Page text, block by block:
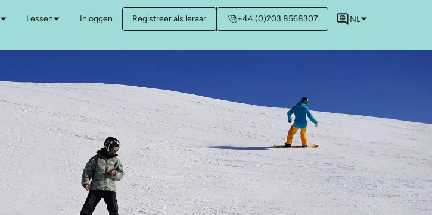
Lessen Inloggen Registreer als leraar +44 (0)203 8568307 NL